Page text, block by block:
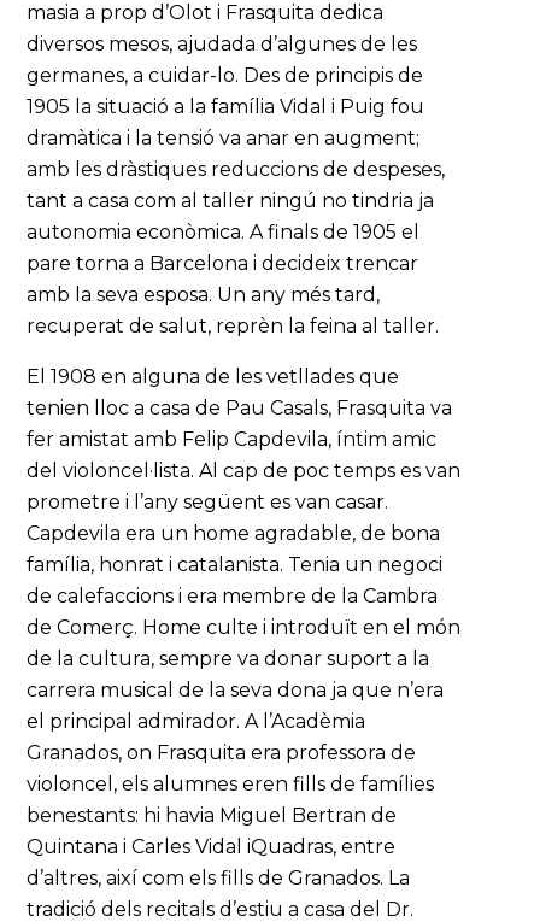
masia a prop d’Olot i Frasquita dedica
diversos mesos, ajudada d’algunes de les
germanes, a cuidar-lo. Des de principis de
1905 la situació a la família Vidal i Puig fou
dramàtica i la tensió va anar en augment;
amb les dràstiques reduccions de despeses,
tant a casa com al taller ningú no tindria ja
autonomia econòmica. A finals de 1905 el
pare torna a Barcelona i decideix trencar
amb la seva esposa. Un any més tard,
recuperat de salut, reprèn la feina al taller.
El 1908 en alguna de les vetllades que
tenien lloc a casa de Pau Casals, Frasquita va
fer amistat amb Felip Capdevila, íntim amic
del violoncel·lista. Al cap de poc temps es van
prometre i l’any següent es van casar.
Capdevila era un home agradable, de bona
família, honrat i catalanista. Tenia un negoci
de calefaccions i era membre de la Cambra
de Comerç. Home culte i introduït en el món
de la cultura, sempre va donar suport a la
carrera musical de la seva dona ja que n’era
el principal admirador. A l’Acadèmia
Granados, on Frasquita era professora de
violoncel, els alumnes eren fills de famílies
benestants: hi havia Miguel Bertran de
Quintana i Carles Vidal iQuadras, entre
d’altres, així com els fills de Granados. La
tradició dels recitals d’estiu a casa del Dr.